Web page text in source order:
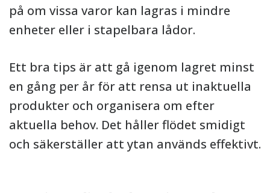
på om vissa varor kan lagras i mindre
enheter eller i stapelbara lådor.
Ett bra tips är att gå igenom lagret minst
en gång per år för att rensa ut inaktuella
produkter och organisera om efter
aktuella behov. Det håller flödet smidigt
och säkerställer att ytan används effektivt.